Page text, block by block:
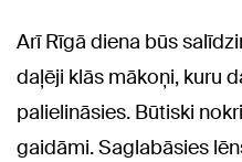
Arī Rīgā diena būs
daļēji klās mākoņi, kuru
palielināsies. Būtiski
gaidāmi. Saglabāsies